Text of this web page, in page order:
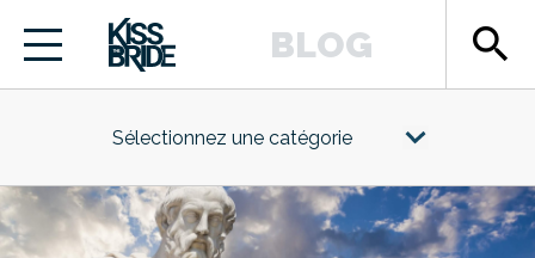
BLOG search
Sélectionnez une catégorie